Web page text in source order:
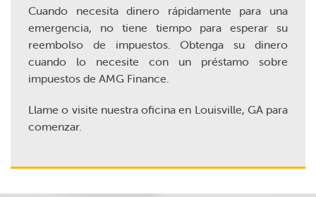
Cuando necesita dinero rápidamente para una
emergencia, no tiene tiempo para esperar su
reembolso de impuestos. Obtenga su dinero
cuando lo necesite con un préstamo sobre
impuestos de AMG Finance.
Llame o visite nuestra oficina en Louisville, GA para
comenzar.